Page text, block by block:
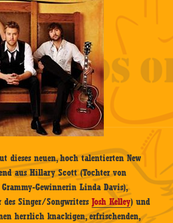
dieses neuen, hoch talentierten New
aus Hillary Scott (Tochter von
Gewinnerin Linda Davis),
des Singer/SongwritersJosh Kelley) und
herrlich knackigen, erfrischenden,